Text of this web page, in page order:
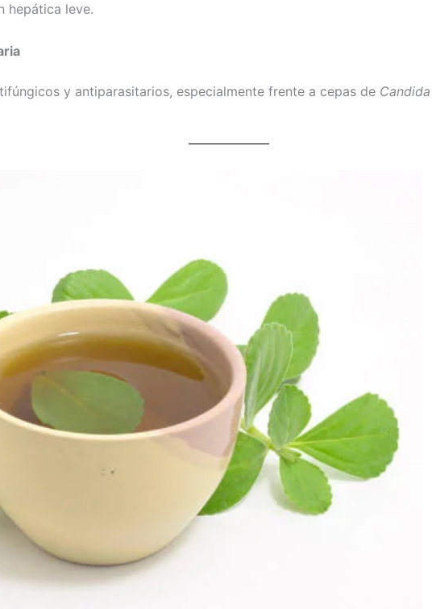
hepática leve.
y antiparasitarios, especialmente frente a cepas de